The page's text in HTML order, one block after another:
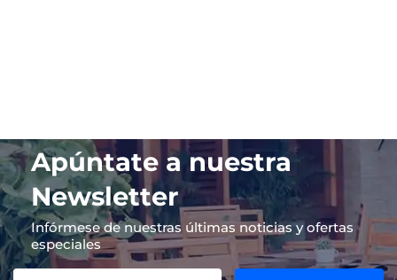
Apúntate a nuestra
Newsletter
Infórmese de nuestras últimas noticias y ofertas
especiales